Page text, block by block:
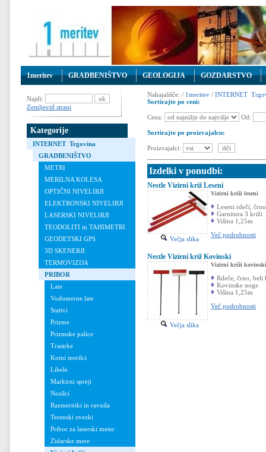
1meritev GRADBENIŠTVO GEOLOGIJA GOZDARSTVO
Najdi:
Zemljevid strani
Kategorije
INTERNET Trgovina
GRADBENIŠTVO
METRI
MERILNA KOLESA
OPTIČNI NIVELIRJI
ELEKTRONSKI NIVELIRJI
LASERSKI NIVELIRJI
TEODOLITI in TAHIMETRI
GEODETSKI GPS
3D SKENERJI
TERMOVIZIJA
PRIBOR
Late
Vodomerne late
Stativi
Prizme
Prizmske palice
Trasirke
Kotni merilci
Libele
Markirni spreji
Nosilci
Razmerniki in ravnila
Terenski zvezki
Pribor za laserski meter
Zidarske mere
Nahajališče: / 1meritev / INTERNET
Sortirajte po ceni:
Cena: Od:
Sortirajte po proizvajalcu:
Proizvajalci:
Izdelki v ponudbi:
Nestle Vizirni križ Leseni
Večja slika
Vizirni križi leseni
Leseni rdeči,
Garnitura 3 križi
Višina 1,25m
Več podrobnosti
Nestle Vizirni križ Kovinski
Večja slika
Vizirni križi kovinski
Rdeče, črno, beli
Kovinske noge
Višina 1,25m
Več podrobnosti